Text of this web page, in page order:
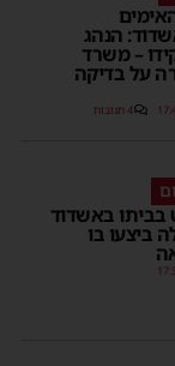
הנהג
– משרד
בדיקה
4 תגובות
באשדוד
בו